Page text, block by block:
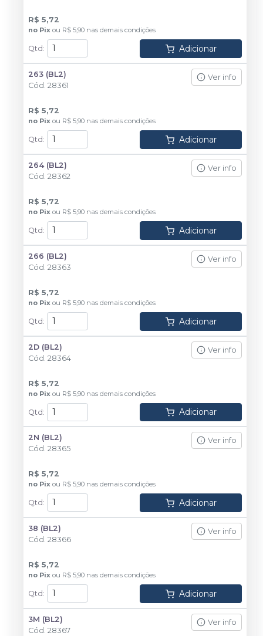
R$ 5,72
no Pix ou R$ 5,90 nas demais condições
Qtd : Adicionar
263 (BL2)
Cód. 28361
Ver info
R$ 5,72
no Pix ou R$ 5,90 nas demais condições
Qtd : Adicionar
264 (BL2)
Cód. 28362
Ver info
R$ 5,72
no Pix ou R$ 5,90 nas demais condições
Qtd : Adicionar
266 (BL2)
Cód. 28363
Ver info
R$ 5,72
no Pix ou R$ 5,90 nas demais condições
Qtd: Adicionar
2D (BL2)
Cód. 28364
Ver info
R$ 5,72
no Pix ou R$ 5,90 nas demais condições
Qtd: Adicionar
2N (BL2)
Cód. 28365
Ver info
R$ 5,72
no Pix ou R$ 5,90 nas demais condições
Qtd : Adicionar
38 (BL2)
Cód. 28366
Ver info
R$ 5,72
no Pix ou R$ 5,90 nas demais condições
Qtd : Adicionar
3M (BL2)
Cód. 28367
Ver info